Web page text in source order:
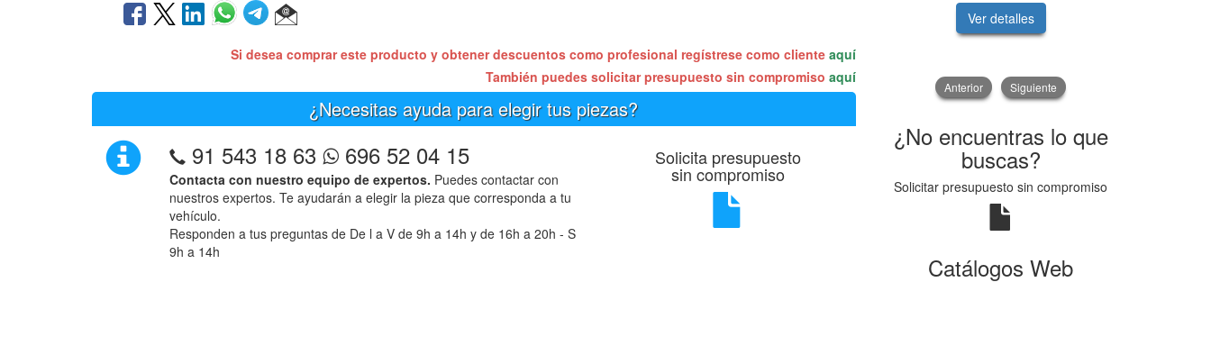
Si desea comprar este producto y obtener descuentos como profesional regístrese como cliente aquí
También puedes solicitar presupuesto sin compromiso aquí
¿Necesitas ayuda para elegir tus piezas?
91 543 18 63 696 52 04 15
Contacta con nuestro equipo de expertos. Puedes contactar con
nuestros expertos. Te ayudarán a elegir la pieza que corresponda a tu
vehículo.
Responden a tus preguntas de De l a V de 9h a 14h y de 16h a 20h - S
9h a 14h
Solicita presupuesto
sin compromiso
Ver detalles
Anterior Siguiente
¿No encuentras lo que
buscas?
Solicitar presupuesto sin compromiso
Catálogos Web